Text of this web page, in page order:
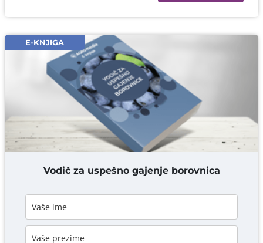
Email* obavezno
Komentar* obavezno
DODAJ KOMENTAR
E-KNJIGA
Vodič za uspešno gajenje borovnica